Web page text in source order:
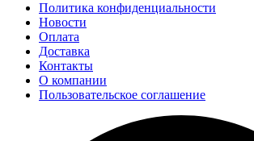
Политика конфиденциальности
Новости
Оплата
Доставка
Контакты
О компании
Пользовательское соглашение